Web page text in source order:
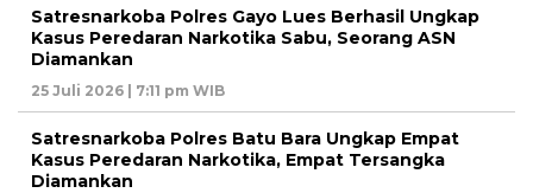
Satresnarkoba Polres Gayo Lues Berhasil Ungkap
Kasus Peredaran Narkotika Sabu, Seorang ASN
Diamankan
25 Juli 2026 | 7:11 pm WIB
Satresnarkoba Polres Batu Bara Ungkap Empat
Kasus Peredaran Narkotika, Empat Tersangka
Diamankan